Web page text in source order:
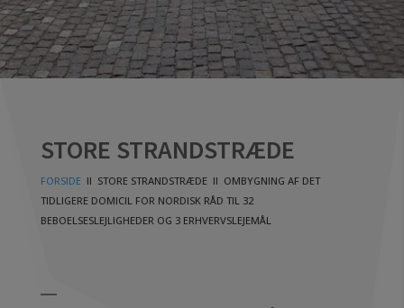
STORE STRANDSTRÆDE
FORSIDEII STORE STRANDSTRÆDE II OMBYGNING AF DET
TIDLIGERE DOMICIL FOR NORDISK RÅD TIL 32
BEBOELSESLEJLIGHEDER OG 3 ERHVERVSLEJEMÅL